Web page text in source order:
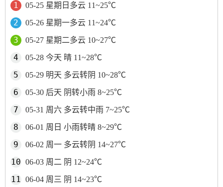
05-25 星期日多云 11~25℃
05-26 星期一多云 11~24℃
05-27 星期二多云 10~27℃
05-28 今天 晴 11~28℃
05-29 明天 多云转阴 10~28℃
05-30 后天 阴转小雨 8~25℃
05-31 周六 多云转中雨 7~25℃
06-01 周日 小雨转晴 8~29℃
06-02 周一 多云转阴 14~27℃
06-03 周二 阴 12~24℃
06-04 周三 阴 14~23℃